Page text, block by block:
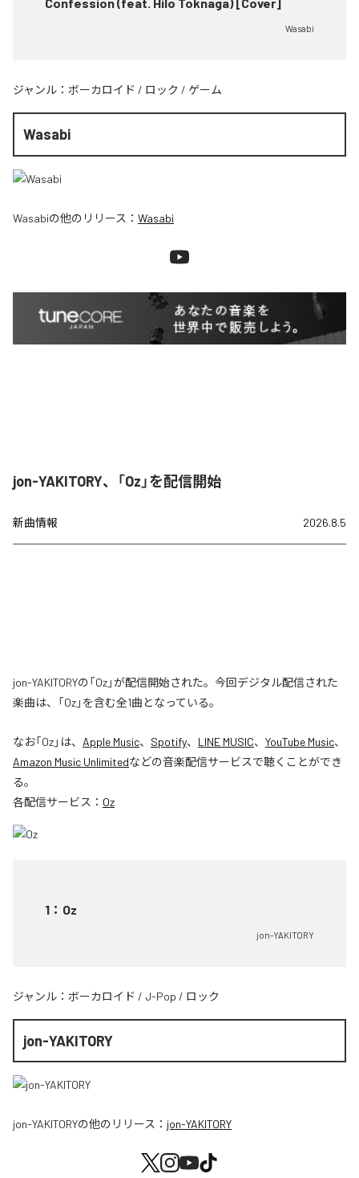
Wasabi
ジャンル： ボーカロイド / ロック / ゲーム
Wasabi
Wasabiの他のリリース： Wasabi
jon-YAKITORY、「Oz」を配信開始
新曲情報 2026.8.5
jon-YAKITORYの「Oz」が配信開始された。今回デジタル配信された
楽曲は、「Oz」を含む全1曲となっている。
なお「Oz」は、 Apple Music、 Spotify、 LINE MUSIC、 YouTube Music、
Amazon Music Unlimitedなどの音楽配信サービスで聴くことができ
る。
各配信サービス： Oz
1 ： Oz
jon-YAKITORY
ジャンル： ボーカロイド / J-Pop / ロック
jon-YAKITORY
jon-YAKITORYの他のリリース： jon-YAKITORY